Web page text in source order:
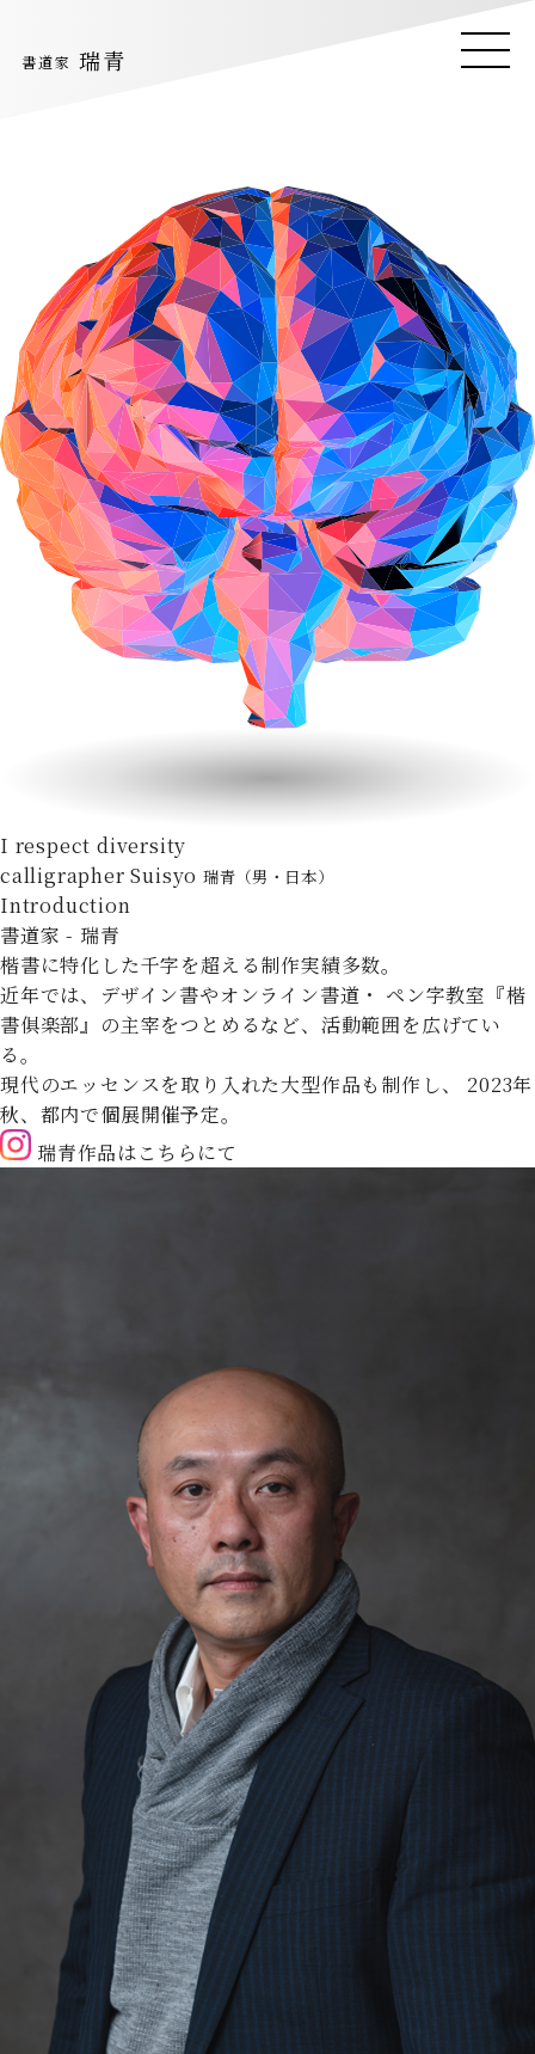
書道家 瑞青 Suisyo
ME
書道家 瑞青
ME
I respect diversity
calligrapher Suisyo 瑞青（男・日本）
Introduction
書道家 - 瑞青
楷書に特化した千字を超える制作実績多数。
近年では、デザイン書やオンライン書道・ ペン字教室『楷
書俱楽部』の主宰をつとめるなど、活動範囲を広げてい
る。
現代のエッセンスを取り入れた大型作品も制作し、
2023年
秋、都内で個展開催予定。
瑞青作品はこちらにて